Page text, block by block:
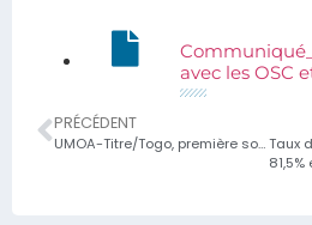
avec les OSC
PRÉCÉDENT
UMOA-Titre/Togo, première sortie de l’année sur le marché régional
81,5% en